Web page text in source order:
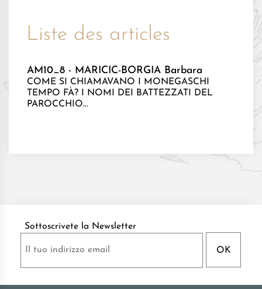
Liste des articles
AM10_8 - MARICIC-BORGIA Barbara
COME SI CHIAMAVANO I MONEGASCHI
TEMPO FÀ? I NOMI DEI BATTEZZATI DEL
PAROCCHIO...
Sottoscrivete la Newsletter